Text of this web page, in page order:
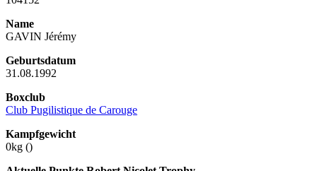
Name
GAVIN Jérémy
Geburtsdatum
31.08.1992
Boxclub
Club Pugilistique de Carouge
Kampfgewicht
0kg ()